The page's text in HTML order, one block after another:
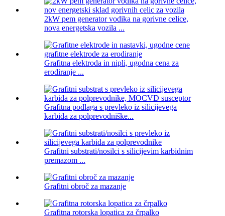
2kW pem generator vodika na gorivne celice,
nova energetska vozila ...
Grafitna elektroda in nipli, ugodna cena za
erodiranje ...
Grafitna podlaga s prevleko iz silicijevega
karbida za polprevodniške...
Grafitni substrati/nosilci s silicijevim karbidnim
premazom ...
Grafitni obroč za mazanje
Grafitna rotorska lopatica za črpalko